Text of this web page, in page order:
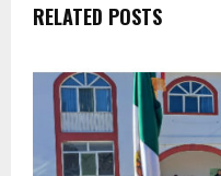
RELATED POSTS